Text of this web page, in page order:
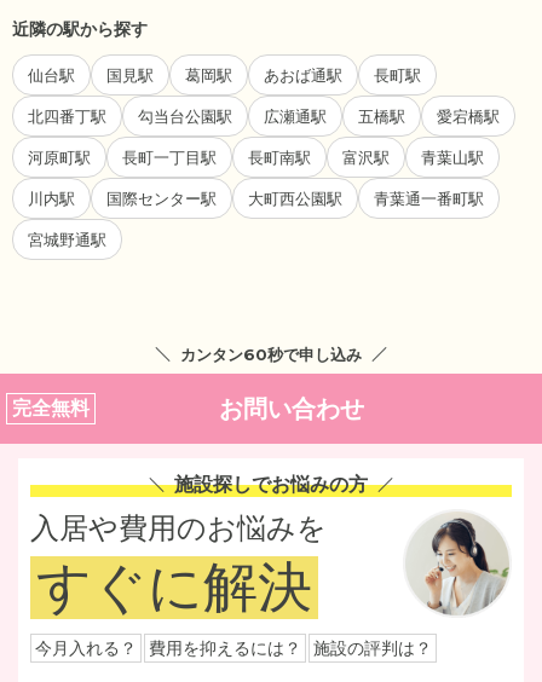
近隣の駅から探す
仙台駅 国見駅 葛岡駅 あおば通駅 長町駅
北四番丁駅 勾当台公園駅 広瀬通駅 五橋駅 愛宕橋駅
河原町駅 長町一丁目駅 長町南駅 富沢駅 青葉山駅
川内駅 国際センター駅 大町西公園駅 青葉通一番町駅
宮城野通駅
カンタン60秒で申し込み
完全無料 お問い合わせ
施設探しでお悩みの方
入居や費用のお悩みを
すぐに解決
今月入れる？ 費用を抑えるには？ 施設の評判は？